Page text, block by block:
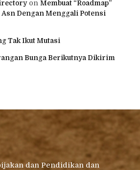
on Membuat “Roadmap”
Dengan Menggali Potensi
Tak Ikut Mutasi
Bunga Berikutnya Dikirim
dan Pendidikan dan